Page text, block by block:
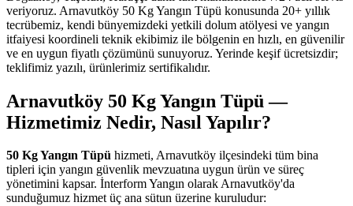
veriyoruz. Arnavutköy 50 Kg Yangın Tüpü konusunda 20+ yıllık
tecrübemiz, kendi bünyemizdeki yetkili dolum atölyesi ve yangın
itfaiyesi koordineli teknik ekibimiz ile bölgenin en hızlı, en güvenilir
ve en uygun fiyatlı çözümünü sunuyoruz. Yerinde keşif ücretsizdir;
teklifimiz yazılı, ürünlerimiz sertifikalıdır.
Arnavutköy 50 Kg Yangın Tüpü —
Hizmetimiz Nedir, Nasıl Yapılır?
50 Kg Yangın Tüpü hizmeti, Arnavutköy ilçesindeki tüm bina
tipleri için yangın güvenlik mevzuatına uygun ürün ve süreç
yönetimini kapsar. İnterform Yangın olarak Arnavutköy'da
sunduğumuz hizmet üç ana sütun üzerine kuruludur: